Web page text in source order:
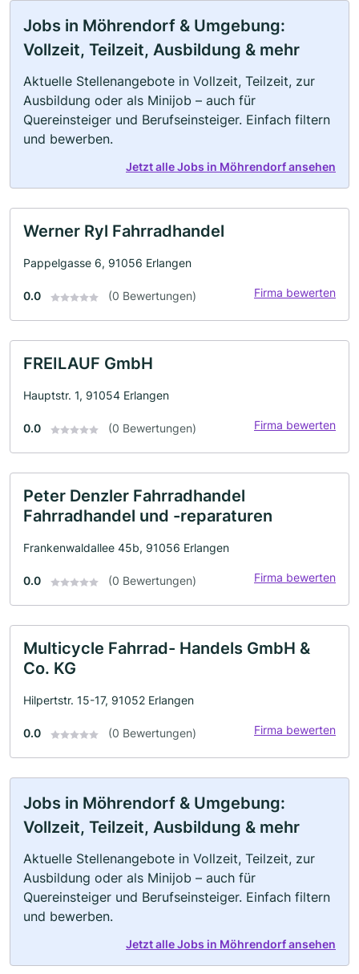
Jobs in Möhrendorf & Umgebung:
Vollzeit, Teilzeit, Ausbildung & mehr
Aktuelle Stellenangebote in Vollzeit, Teilzeit, zur
Ausbildung oder als Minijob – auch für
Quereinsteiger und Berufseinsteiger. Einfach filtern
und bewerben.
Jetzt alle Jobs in Möhrendorf ansehen
Werner Ryl Fahrradhandel
Pappelgasse 6, 91056 Erlangen
0.0 (0 Bewertungen) Firma bewerten
FREILAUF GmbH
Hauptstr. 1, 91054 Erlangen
0.0 (0 Bewertungen) Firma bewerten
Peter Denzler Fahrradhandel
Fahrradhandel und -reparaturen
Frankenwaldallee 45b, 91056 Erlangen
0.0 (0 Bewertungen) Firma bewerten
Multicycle Fahrrad- Handels GmbH &
Co. KG
Hilpertstr. 15-17, 91052 Erlangen
0.0 (0 Bewertungen) Firma bewerten
Jobs in Möhrendorf & Umgebung:
Vollzeit, Teilzeit, Ausbildung & mehr
Aktuelle Stellenangebote in Vollzeit, Teilzeit, zur
Ausbildung oder als Minijob – auch für
Quereinsteiger und Berufseinsteiger. Einfach filtern
und bewerben.
Jetzt alle Jobs in Möhrendorf ansehen